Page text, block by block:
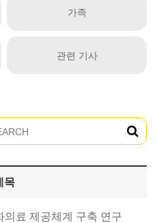
가족
관련 기사
목
의료 제공체계 구축 연구